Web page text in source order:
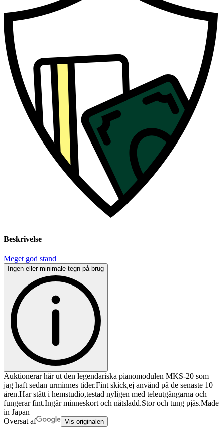
Beskrivelse
Meget god stand
Ingen eller minimale tegn på brug
Auktionerar här ut den legendariska pianomodulen MKS-20 som
jag haft sedan urminnes tider.Fint skick,ej använd på de senaste 10
åren.Har stått i hemstudio,testad nyligen med teleutgångarna och
fungerar fint.Ingår minneskort och nätsladd.Stor och tung pjäs.Made
in Japan
Oversat af
Vis originalen